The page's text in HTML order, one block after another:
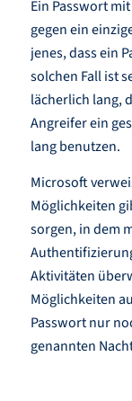
Ein Passwort
gegen ein
jenes, dass ein
solchen Fall ist
lächerlich lang,
Angreifer ein
lang benutzen.
Microsoft
Möglichkeiten
sorgen, in dem
Aktivitäten
Möglichkeiten
Passwort nur
genannten